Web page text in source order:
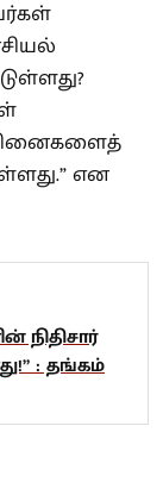
என
நிதிசார்
: தங்கம்